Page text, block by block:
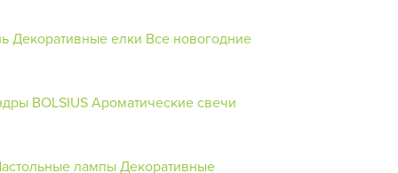
Декоративные елки Все новогодние
BOLSIUSАроматические свечи
лампыДекоративные